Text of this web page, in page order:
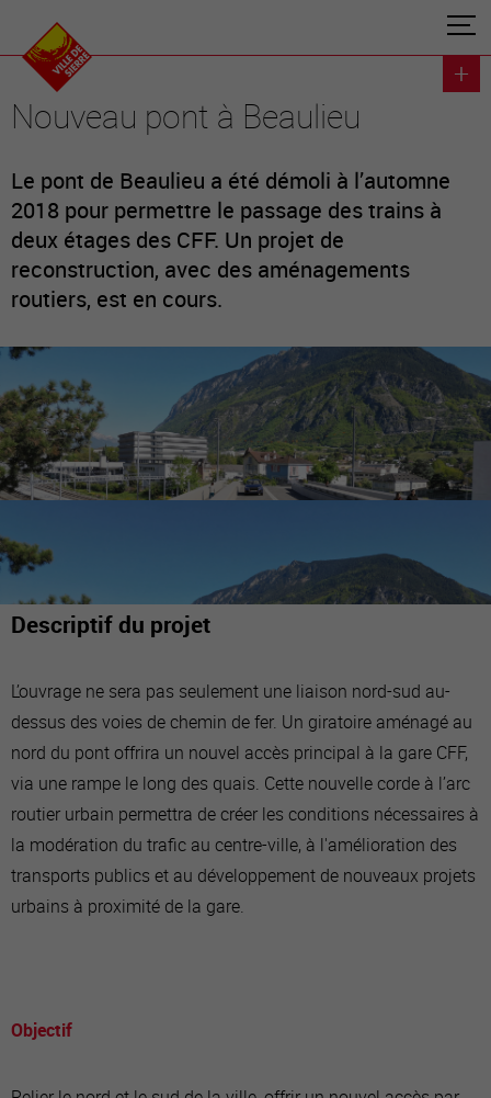
Nouveau pont à Beaulieu
Le pont de Beaulieu a été démoli à l’automne
2018 pour permettre le passage des trains à
deux étages des CFF. Un projet de
reconstruction, avec des aménagements
routiers, est en cours.
Descriptif du projet
L’ouvrage ne sera pas seulement une liaison nord-sud au-
dessus des voies de chemin de fer. Un giratoire aménagé au
nord du pont offrira un nouvel accès principal à la gare CFF,
via une rampe le long des quais. Cette nouvelle corde à l’arc
routier urbain permettra de créer les conditions nécessaires à
la modération du trafic au centre-ville, à l'amélioration des
transports publics et au développement de nouveaux projets
urbains à proximité de la gare.
Objectif